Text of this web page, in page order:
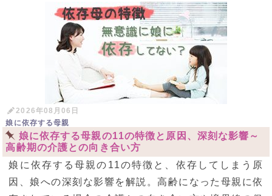
2026年08月06日
娘に依存する母親
娘に依存する母親の11の特徴と原因、深刻な影響～
高齢期の介護との向き合い方
娘に依存する母親の11の特徴と、依存してしまう原
因、娘への深刻な影響を解説。高齢になった母親に依